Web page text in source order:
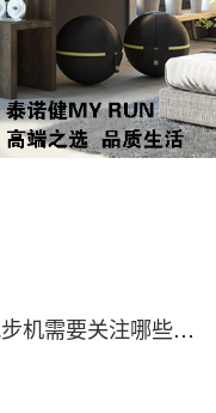
选购家用跑步机需要关注哪些核心参数？